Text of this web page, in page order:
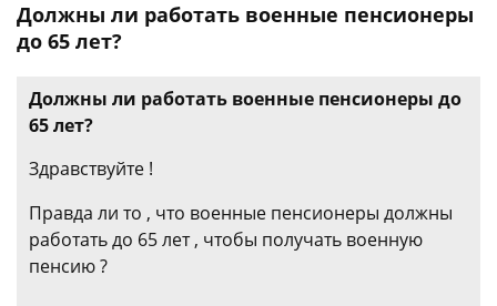
Должны ли работать военные пенсионеры
до 65 лет?
Должны ли работать военные пенсионеры до
65 лет?
Здравствуйте !
Правда ли то , что военные пенсионеры должны
работать до 65 лет , чтобы получать военную
пенсию ?